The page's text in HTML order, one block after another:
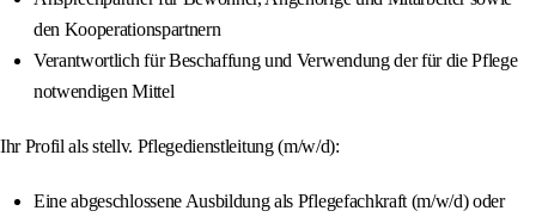
den Kooperationspartnern
Verantwortlich für Beschaffung und Verwendung der für die Pflege
notwendigen Mittel
Ihr Profil als stellv. Pflegedienstleitung (m/w/d):
Eine abgeschlossene Ausbildung als Pflegefachkraft (m/w/d) oder